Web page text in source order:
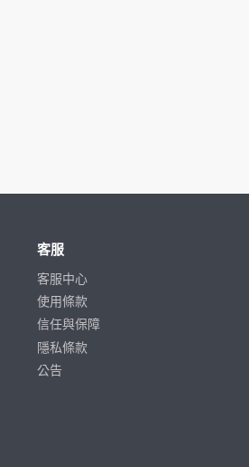
客服
客服中心
使用條款
信任與保障
隱私條款
公告